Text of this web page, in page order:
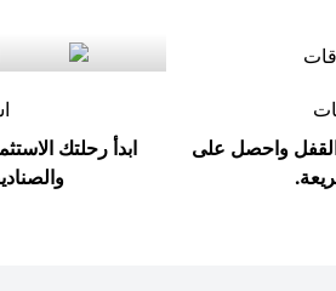
القفل واحصل على